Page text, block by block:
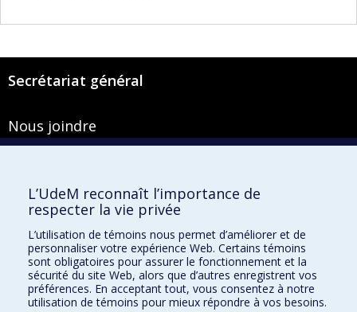
Secrétariat général
Nous joindre
Montréal (Québec) H3T 1J4
Courriel :secretariat-general@umontreal.ca
Admission
Plan du site
Accessibilité
L’UdeM reconnaît l’importance de
respecter la vie privée
L’utilisation de témoins nous permet d’améliorer et de
personnaliser votre expérience Web. Certains témoins
sont obligatoires pour assurer le fonctionnement et la
sécurité du site Web, alors que d’autres enregistrent vos
préférences. En acceptant tout, vous consentez à notre
utilisation de témoins pour mieux répondre à vos besoins.